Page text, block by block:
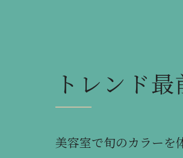
トレンド
美容室で旬のカラーを